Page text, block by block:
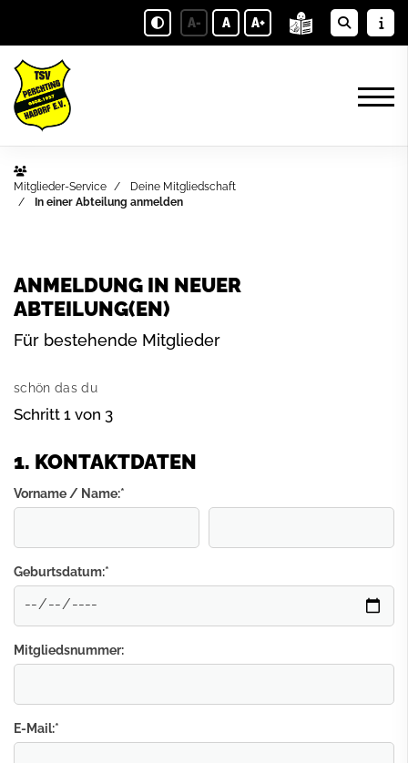
A- A A+
Mitglieder-Service
Deine Mitgliedschaft
In einer Abteilung anmelden
ANMELDUNG IN NEUER
ABTEILUNG(EN)
Für bestehende Mitglieder
schön das du
Schritt 1 von 3
1. KONTAKTDATEN
Vorname / Name:*
Geburtsdatum:*
Mitgliedsnummer:
E-Mail:*